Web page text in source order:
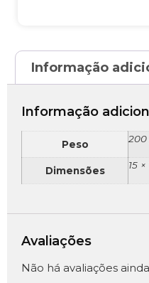
Informação
Informação
Peso 200
Dimensões 15
Avaliações
Não há avaliações